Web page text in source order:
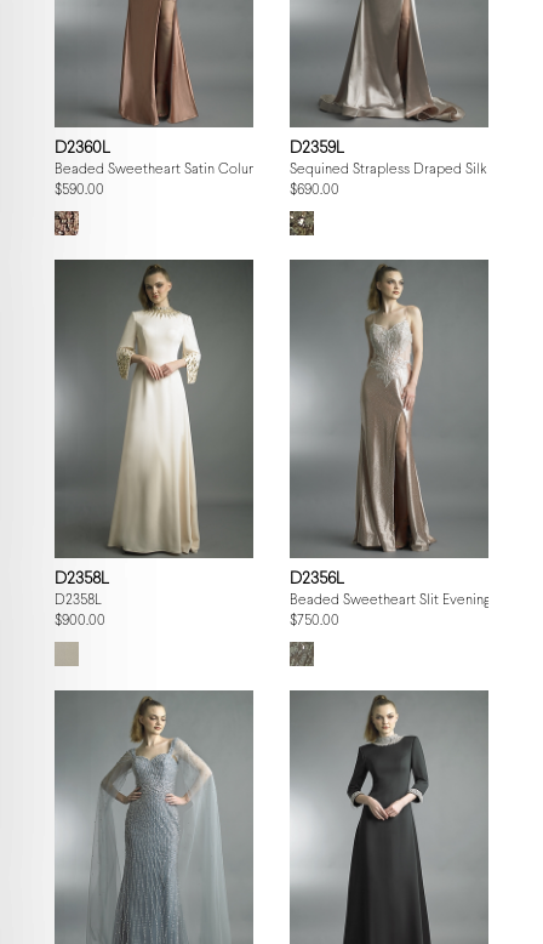
D2360L
Beaded Sweetheart Satin Column Gown
$590.00
D2359L
Sequined Strapless Draped Silk Gown
$690.00
D2358L
D2358L
$900.00
D2356L
Beaded Sweetheart Slit Evening Gown
$750.00